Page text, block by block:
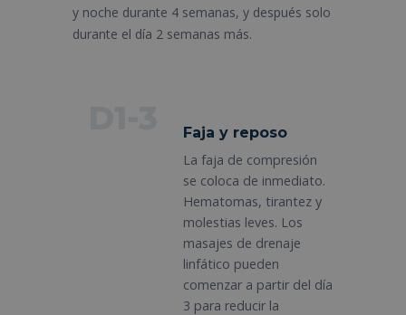
y noche durante 4 semanas, y después solo
durante el día 2 semanas más.
Faja y reposo
La faja de compresión
se coloca de inmediato.
Hematomas, tirantez y
molestias leves. Los
masajes de drenaje
linfático pueden
comenzar a partir del día
3 para reducir la